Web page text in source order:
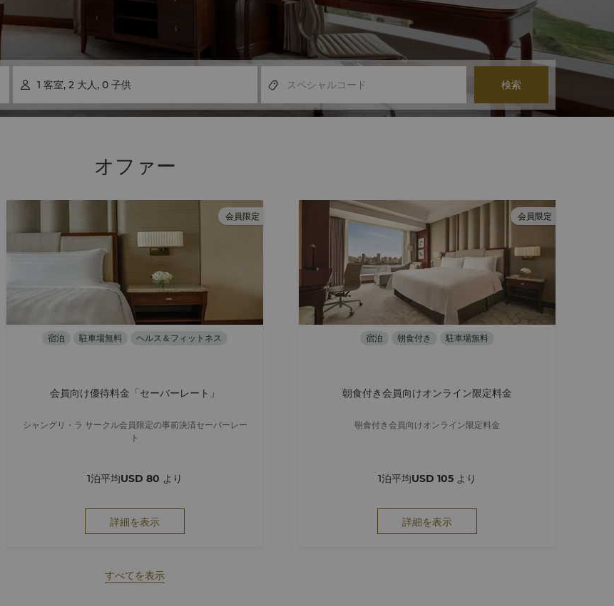
 1 客室, 2 大人 , 0 子供 検索
オファー
会員限定
宿泊 駐車場無料 ヘルス＆フィットネス
会員向け優待料金「セーバーレート」
シャングリ・ラ サークル会員限定の事前決済セーバーレー
ト
1泊平均USD 80 より
詳細を表示
会員限定
宿泊 朝食付き 駐車場無料
朝食付き会員向けオンライン限定料金
朝食付き会員向けオンライン限定料金
1泊平均USD 105 より
詳細を表示
すべてを表示